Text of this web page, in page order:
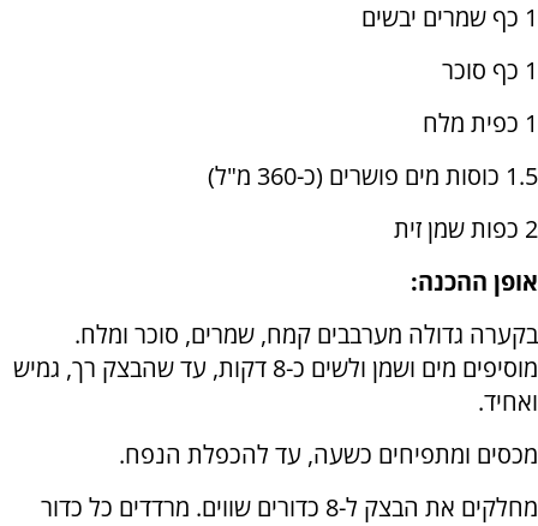
1 כף שמרים יבשים
1 כף סוכר
1 כפית מלח
1.5 כוסות מים פושרים (כ-360 מ"ל)
2 כפות שמן זית
אופן ההכנה:
בקערה גדולה מערבבים קמח, שמרים, סוכר ומלח.
מוסיפים מים ושמן ולשים כ-8 דקות, עד שהבצק רך, גמיש
ואחיד.
מכסים ומתפיחים כשעה, עד להכפלת הנפח.
מחלקים את הבצק ל-8 כדורים שווים. מרדדים כל כדור